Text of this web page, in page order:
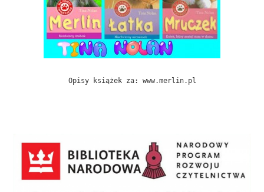
Opisy książek za: www.merlin.pl